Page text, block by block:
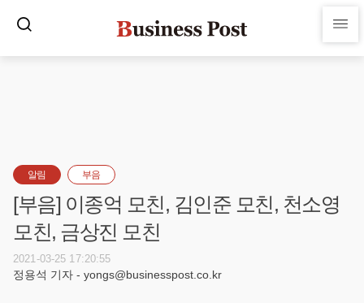
알림 부음
[부음] 이종억 모친, 김인준 모친, 천소영
모친, 금상진 모친
2021-03-25 17:20:55
정용석 기자 - yongs@businesspost.co.kr